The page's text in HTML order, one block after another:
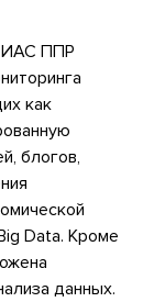
ИАС ППР
как
блогов,
Data. Кроме
данных.